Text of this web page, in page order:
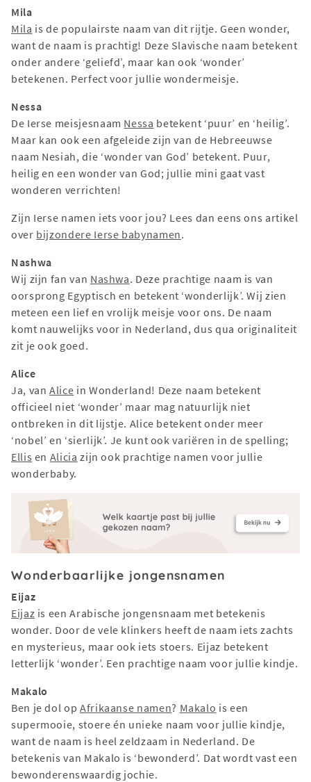
Mila
Mila is de populairste naam van dit rijtje. Geen wonder,
want de naam is prachtig! Deze Slavische naam betekent
onder andere ‘geliefd’, maar kan ook ‘wonder’
betekenen. Perfect voor jullie wondermeisje.
Nessa
De Ierse meisjesnaam Nessa betekent ‘puur’ en ‘heilig’.
Maar kan ook een afgeleide zijn van de Hebreeuwse
naam Nesiah, die ‘wonder van God’ betekent. Puur,
heilig en een wonder van God; jullie mini gaat vast
wonderen verrichten!
Zijn Ierse namen iets voor jou? Lees dan eens ons artikel
over bijzondere Ierse babynamen.
Nashwa
Wij zijn fan van Nashwa. Deze prachtige naam is van
oorsprong Egyptisch en betekent ‘wonderlijk’. Wij zien
meteen een lief en vrolijk meisje voor ons. De naam
komt nauwelijks voor in Nederland, dus qua originaliteit
zit je ook goed.
Alice
Ja, vanAlice in Wonderland! Deze naam betekent
officieel niet ‘wonder’ maar mag natuurlijk niet
ontbreken in dit lijstje. Alice betekent onder meer
‘nobel’ en ‘sierlijk’. Je kunt ook variëren in de spelling;
Ellis en Alicia zijn ook prachtige namen voor jullie
wonderbaby.
Wonderbaarlijke jongensnamen
Eijaz
Eijaz is een Arabische jongensnaam met betekenis
wonder. Door de vele klinkers heeft de naam iets zachts
en mysterieus, maar ook iets stoers. Eijaz betekent
letterlijk ‘wonder’. Een prachtige naam voor jullie kindje.
Makalo
Ben je dol op Afrikaanse namen? Makalo is een
supermooie, stoere én unieke naam voor jullie kindje,
want de naam is heel zeldzaam in Nederland. De
betekenis van Makalo is ‘bewonderd’. Dat wordt vast een
bewonderenswaardig jochie.